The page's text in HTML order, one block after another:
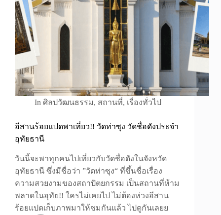
In ศิลปวัฒนธรรม, สถานที่, เรื่องทั่วไป
อีสานร้อยแปดพาเที่ยว!! วัดท่าซุง วัดชื่อดังประจำ
อุทัยธานี
วันนี้จะพาทุกคนไปเที่ยวกับวัดชื่อดังในจังหวัด
อุทัยธานี ซึ่งมีชื่อว่า ”วัดท่าซุง“ ที่ขึ้นชื่อเรื่อง
ความสวยงามของสถาปัตยกรรม เป็นสถานที่ห้าม
พลาดในอุทัย!! ใครไม่เคยไป ไม่ต้องห่วงอีสาน
ร้อยแปดเก็บภาพมาให้ชมกันแล้ว ไปดูกันเลยย